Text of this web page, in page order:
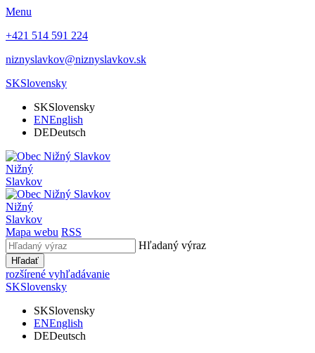
Menu
+421 514 591 224
niznyslavkov@niznyslavkov.sk
SKSlovensky
SKSlovensky
ENEnglish
DEDeutsch
Nižný
Slavkov
Nižný
Slavkov
Mapa webu RSS
Hľadaný výraz
Hľadať
rozšírené vyhľadávanie
SKSlovensky
SKSlovensky
ENEnglish
DEDeutsch